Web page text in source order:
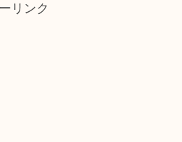
リンク